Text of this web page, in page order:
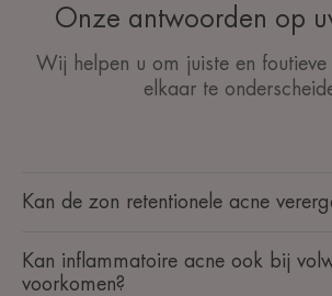
Onze antwoorden op
Wij helpen u om juiste en foutieve
elkaar te
Kan de zon retentionele acne
Kan inflammatoire acne ook bij
voorkomen?